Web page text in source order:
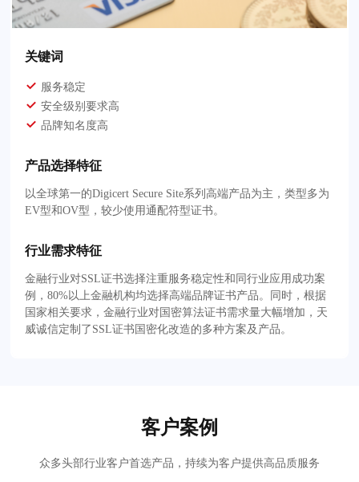
关键词
服务稳定
安全级别要求高
品牌知名度高
产品选择特征
以全球第一的Digicert Secure Site系列高端产品为主，类型多为
EV型和OV型，较少使用通配符型证书。
行业需求特征
金融行业对SSL证书选择注重服务稳定性和同行业应用成功案
例，80%以上金融机构均选择高端品牌证书产品。同时，根据
国家相关要求，金融行业对国密算法证书需求量大幅增加，天
威诚信定制了SSL证书国密化改造的多种方案及产品。
客户案例
众多头部行业客户首选产品，持续为客户提供高品质服务